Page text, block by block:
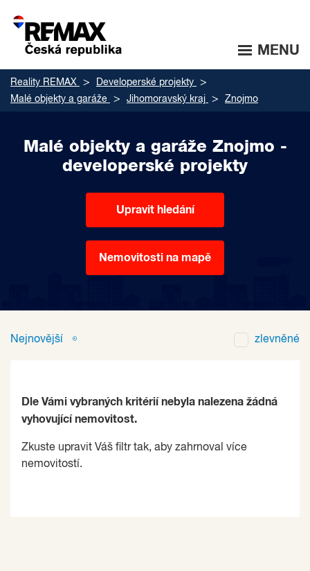
MENU
Reality REMAX
Developerské projekty
Malé objekty a garáže
Jihomoravský kraj Znojmo
Malé objekty a garáže Znojmo -
developerské projekty
Upravit hledání
Nemovitosti na mapě
Nejnovější zlevněné
Dle Vámi vybraných kritérií nebyla nalezena žádná
vyhovující nemovitost.
Zkuste upravit Váš filtr tak, aby zahrnoval více
nemovitostí.